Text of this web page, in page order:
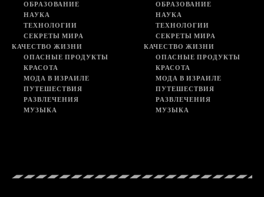
ОБРАЗОВАНИЕ
НАУКА
ТЕХНОЛОГИИ
СЕКРЕТЫ МИРА
КАЧЕСТВО ЖИЗНИ
ОПАСНЫЕ ПРОДУКТЫ
КРАСОТА
МОДА В ИЗРАИЛЕ
ПУТЕШЕСТВИЯ
РАЗВЛЕЧЕНИЯ
МУЗЫКА
ОБРАЗОВАНИЕ
НАУКА
ТЕХНОЛОГИИ
СЕКРЕТЫ МИРА
КАЧЕСТВО ЖИЗНИ
ОПАСНЫЕ ПРОДУКТЫ
КРАСОТА
МОДА В ИЗРАИЛЕ
ПУТЕШЕСТВИЯ
РАЗВЛЕЧЕНИЯ
МУЗЫКА